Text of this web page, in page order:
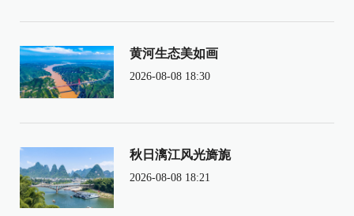
黄河生态美如画
2026-08-08 18:30
秋日漓江风光旖旎
2026-08-08 18:21